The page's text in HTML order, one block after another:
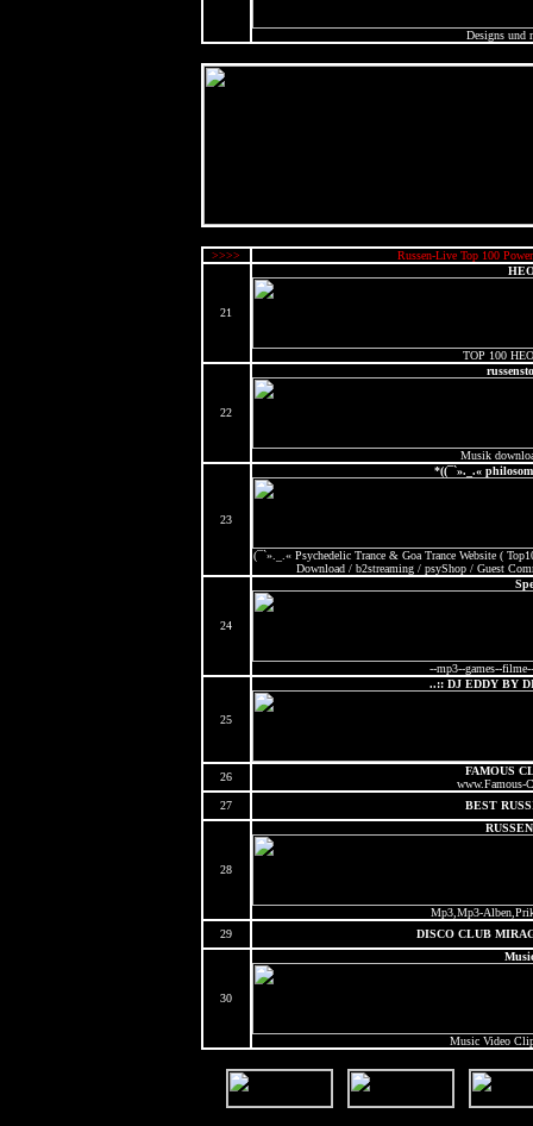
Designs und
>>>> Russen-Live Top 100
21
TOP 100
22
Musik
23
*((¯`»._.«
(¯`»._.« Psychedelic Trance & Goa Trance Website (
Download / b2streaming / psyShop / Guest
24
--mp3--games--
25
..:: DJ EDDY BY
26
FAMOUS
www.Famous-
27
BEST
28
Mp3,Mp3-
29
DISCO CLUB
30
Music Video